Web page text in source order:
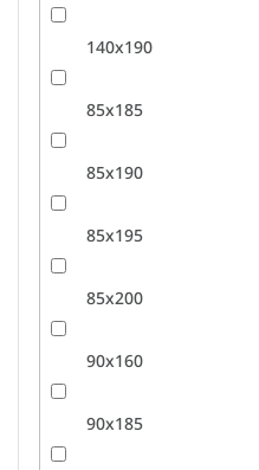
140x190
85x185
85x190
85x195
85x200
90x160
90x185